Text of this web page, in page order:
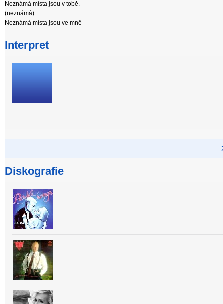
Neznámá místa jsou v tobě.
(neznámá)
Neznámá místa jsou ve mně
Interpret
Diskografie